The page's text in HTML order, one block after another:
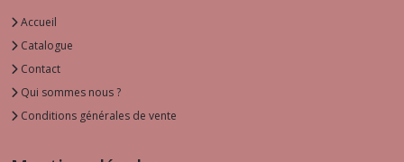
Accueil
Catalogue
Contact
Qui sommes nous ?
Conditions générales de vente